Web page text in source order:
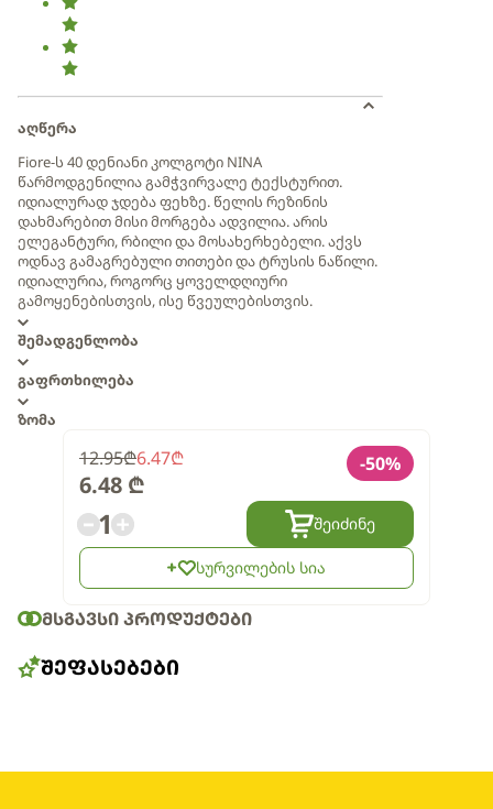
აღწერა
Fiore-ს 40 დენიანი კოლგოტი NINA
წარმოდგენილია გამჭვირვალე ტექსტურით.
იდიალურად ჯდება ფეხზე. წელის რეზინის
დახმარებით მისი მორგება ადვილია. არის
ელეგანტური, რბილი და მოსახერხებელი. აქვს
ოდნავ გამაგრებული თითები და ტრუსის ნაწილი.
იდიალურია, როგორც ყოველდღიური
გამოყენებისთვის, ისე წვეულებისთვის.
შემადგენლობა
გაფრთხილება
ზომა
12.95₾6.47₾
6.48 ₾
-50%
1 შეიძინე
სურვილების სია
ᲛᲡᲒᲐᲕᲡᲘ ᲞᲠᲝᲓᲣᲥᲢᲔᲑᲘ
ᲨᲔᲤᲐᲡᲔᲑᲔᲑᲘ